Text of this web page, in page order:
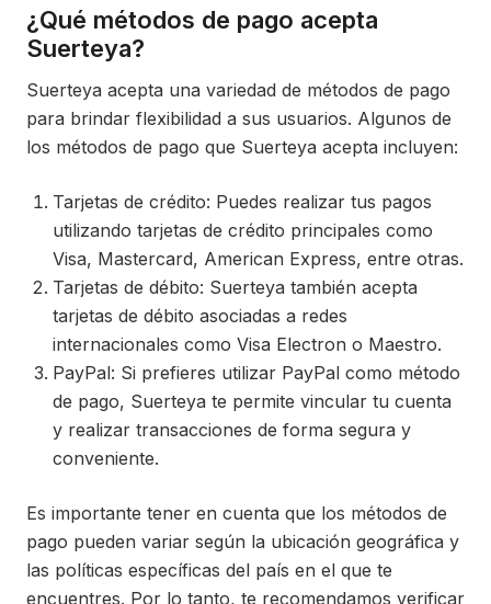
¿Qué métodos de pago acepta
Suerteya?
Suerteya acepta una variedad de métodos de pago
para brindar flexibilidad a sus usuarios. Algunos de
los métodos de pago que Suerteya acepta incluyen:
Tarjetas de crédito: Puedes realizar tus pagos
utilizando tarjetas de crédito principales como
Visa, Mastercard, American Express, entre otras.
Tarjetas de débito: Suerteya también acepta
tarjetas de débito asociadas a redes
internacionales como Visa Electron o Maestro.
PayPal: Si prefieres utilizar PayPal como método
de pago, Suerteya te permite vincular tu cuenta
y realizar transacciones de forma segura y
conveniente.
Es importante tener en cuenta que los métodos de
pago pueden variar según la ubicación geográfica y
las políticas específicas del país en el que te
encuentres. Por lo tanto, te recomendamos verificar